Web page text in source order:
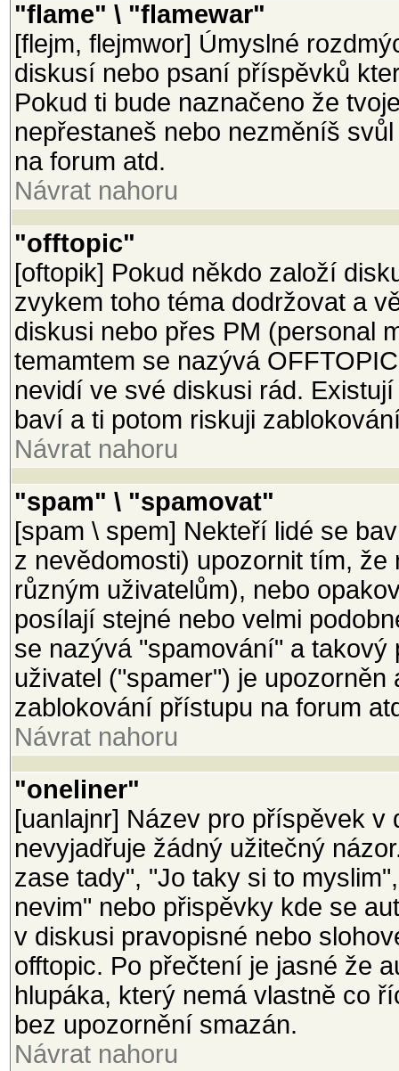
"flame" \ "flamewar"
[flejm, flejmwor] Úmyslné
diskusí nebo psaní příspěvků
Pokud ti bude naznačeno že
nepřestaneš nebo nezměníš
na forum atd.
Návrat nahoru
"offtopic"
[oftopik] Pokud někdo založí
zvykem toho téma dodržovat a
diskusi nebo přes PM (personal
temamtem se nazývá
nevidí ve své diskusi rád.
baví a ti potom riskuji
Návrat nahoru
"spam" \ "spamovat"
[spam \ spem] Nekteří lidé se
z nevědomosti) upozornit tím,
různým uživatelům), nebo
posílají stejné nebo velmi
se nazývá "spamování" a
uživatel ("spamer") je
zablokování přístupu na forum
Návrat nahoru
"oneliner"
[uanlajnr] Název pro příspěvek
nevyjadřuje žádný užitečný
zase tady", "Jo taky si to
nevim" nebo přispěvky kde se
v diskusi pravopisné nebo
offtopic. Po přečtení je jasné že
hlupáka, který nemá vlastně co
bez upozornění smazán.
Návrat nahoru